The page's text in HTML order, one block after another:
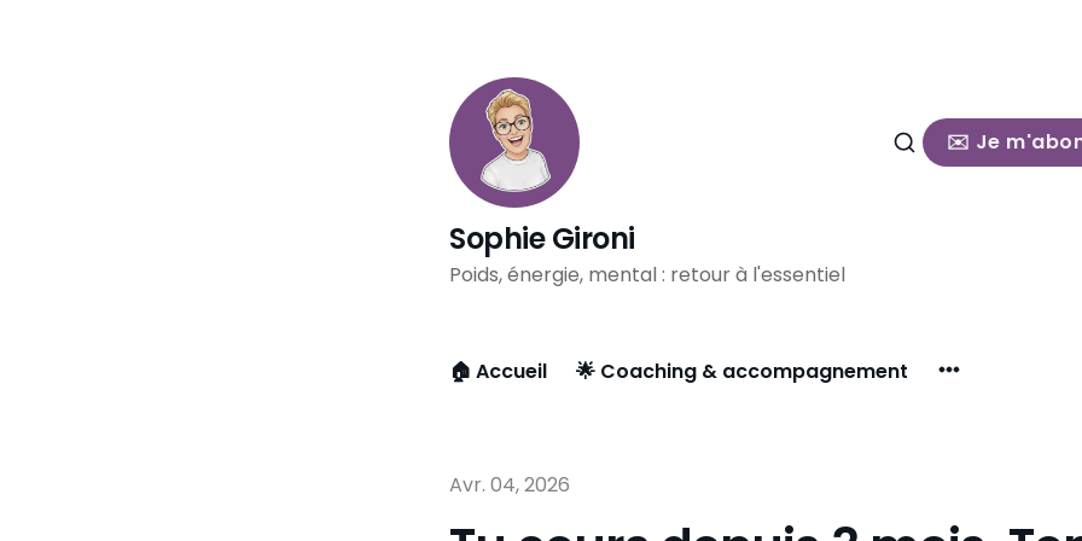
✉️ Je
Sophie Gironi
Poids, énergie, mental : retour à l'essentiel
🏠 Accueil 🌟 Coaching & accompagnement
Avr. 04, 2026